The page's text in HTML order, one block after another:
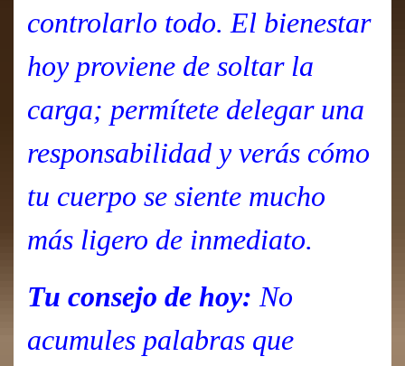
controlarlo todo. El bienestar
hoy proviene de soltar la
carga; permítete delegar una
responsabilidad y verás cómo
tu cuerpo se siente mucho
más ligero de inmediato.
Tu consejo de hoy: No
acumules palabras que